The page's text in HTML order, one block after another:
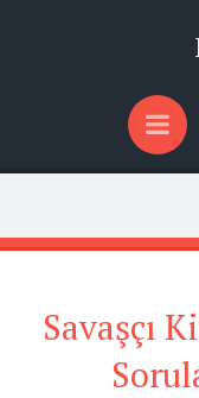
Savaşçı